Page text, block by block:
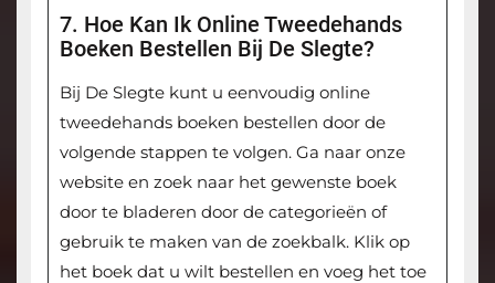
7. Hoe Kan Ik Online Tweedehands
Boeken Bestellen Bij De Slegte?
Bij De Slegte kunt u eenvoudig online
tweedehands boeken bestellen door de
volgende stappen te volgen. Ga naar onze
website en zoek naar het gewenste boek
door te bladeren door de categorieën of
gebruik te maken van de zoekbalk. Klik op
het boek dat u wilt bestellen en voeg het toe